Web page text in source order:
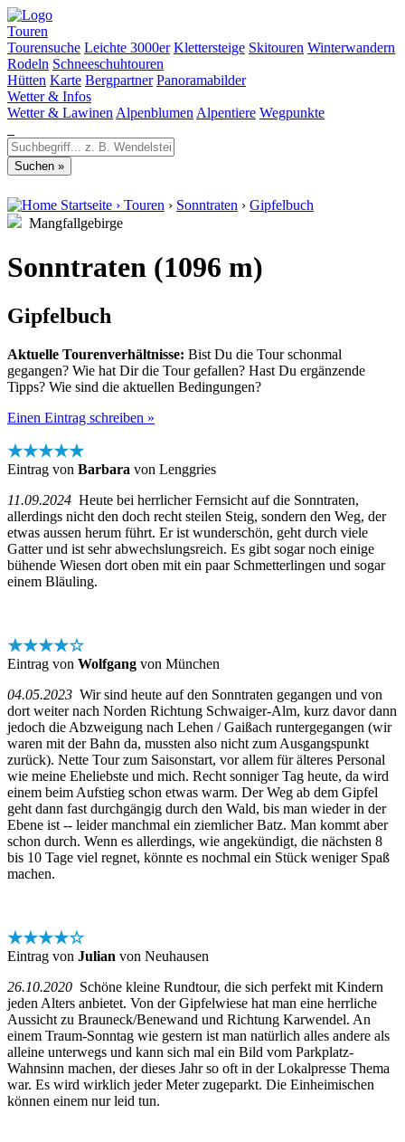
Touren
Tourensuche Leichte 3000er Klettersteige Skitouren Winterwandern
Rodeln Schneeschuhtouren
Hütten Karte Bergpartner Panoramabilder
Wetter & Infos
Wetter & Lawinen Alpenblumen Alpentiere Wegpunkte
Startseite › Touren › Sonntraten › Gipfelbuch
Mangfallgebirge
Sonntraten (1096 m)
Gipfelbuch
Aktuelle Tourenverhältnisse: Bist Du die Tour schonmal
gegangen? Wie hat Dir die Tour gefallen? Hast Du ergänzende
Tipps? Wie sind die aktuellen Bedingungen?
Einen Eintrag schreiben »
★★★★★
Eintrag von Barbara von Lenggries
11.09.2024 Heute bei herrlicher Fernsicht auf die Sonntraten,
allerdings nicht den doch recht steilen Steig, sondern den Weg, der
etwas aussen herum führt. Er ist wunderschön, geht durch viele
Gatter und ist sehr abwechslungsreich. Es gibt sogar noch einige
bühende Wiesen dort oben mit ein paar Schmetterlingen und sogar
einem Bläuling.
★★★★☆
Eintrag von Wolfgang von München
04.05.2023 Wir sind heute auf den Sonntraten gegangen und von
dort weiter nach Norden Richtung Schwaiger-Alm, kurz davor dann
jedoch die Abzweigung nach Lehen / Gaißach runtergegangen (wir
waren mit der Bahn da, mussten also nicht zum Ausgangspunkt
zurück). Nette Tour zum Saisonstart, vor allem für älteres Personal
wie meine Eheliebste und mich. Recht sonniger Tag heute, da wird
einem beim Aufstieg schon etwas warm. Der Weg ab dem Gipfel
geht dann fast durchgängig durch den Wald, bis man wieder in der
Ebene ist -- leider manchmal ein ziemlicher Batz. Man kommt aber
schon durch. Wenn es allerdings, wie angekündigt, die nächsten 8
bis 10 Tage viel regnet, könnte es nochmal ein Stück weniger Spaß
machen.
★★★★☆
Eintrag von Julian von Neuhausen
26.10.2020 Schöne kleine Rundtour, die sich perfekt mit Kindern
jeden Alters anbietet. Von der Gipfelwiese hat man eine herrliche
Aussicht zu Brauneck/Benewand und Richtung Karwendel. An
einem Traum-Sonntag wie gestern ist man natürlich alles andere als
alleine unterwegs und kann sich mal ein Bild vom Parkplatz-
Wahnsinn machen, der dieses Jahr so oft in der Lokalpresse Thema
war. Es wird wirklich jeder Meter zugeparkt. Die Einheimischen
können einem nur leid tun.